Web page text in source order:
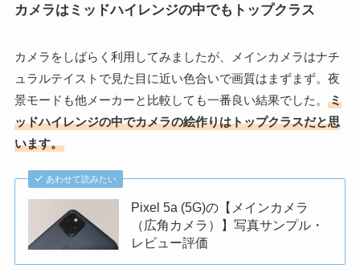
カメラはミッドハイレンジの中でもトップクラス
カメラをしばらく利用してみましたが、メインカメラはナチ
ュラルテイストで見た目に近い色合いで画質はまずまず。夜
景モードも他メーカーと比較しても一番良い結果でした。
ミ
ッドハイレンジの中でカメラの絵作りはトップクラスだと思
います。
あわせて読みたい
Pixel 5a (5G)の【メインカメラ
（広角カメラ）】写真サンプル・
レビュー評価